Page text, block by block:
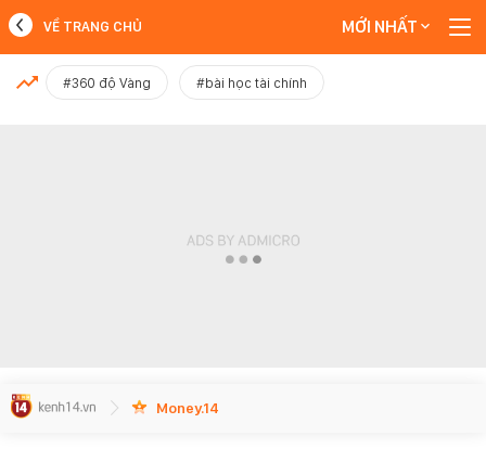
MỚI NHẤT
VỀ TRANG CHỦ MỚI NHẤT
#360 độ Vàng #bài học tài chính
Money.14